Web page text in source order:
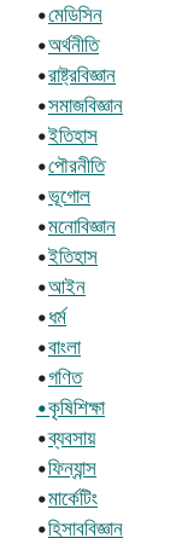
•মেডিসিন
•অর্থনীতি
•রাষ্ট্রবিজ্ঞান
•সমাজবিজ্ঞান
•ইতিহাস
•পৌরনীতি
•ভূগোল
•মনোবিজ্ঞান
•ইতিহাস
•আইন
•ধর্ম
•বাংলা
•গণিত
•কৃষিশিক্ষা
•ব্যবসায়
•ফিন্যান্স
•মার্কেটিং
•হিসাববিজ্ঞান